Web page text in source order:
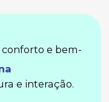
e bem-
e interação.